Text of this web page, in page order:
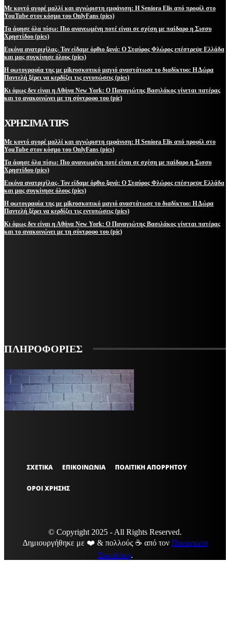
Με κοντό αγορέ μαλλί και αγνώριστη εμφάνιση: Η Seniora Elis από προφίλ στο
YouTube στον κόσμο του OnlyFans (pics)
Τα άφησε όλα πίσω: Πιο ανανεωμένη ποτέ είναι σε σχέση με παίδαρο η Σισσυ
Χρηστίδου (pics)
Εικόνα ανατριχίλας- Τον είδαμε όρθιο ξανά: Ο Σταύρος Φλώρος επέστρεψε Ελλάδα
και μας συγκίνησε όλους (pics)
Η φωτογραφία της με μikroσκοπικό μαγιό αναστάτωσε το διαδίκτυο: Η Δώρα
Παντελή ξέρει να κερδίζει τις εντυπώσεις (pics)
Κι όμως δεν είναι η Αθήνα New York: Ο Παναγιώτης Βασιλάκος γίνεται πατέρας
και το ανακοινώνει με τη σύντροφο του (pic)
ΧΡΗΣΙΜΑ TIPS
Με κοντό αγορέ μαλλί και αγνώριστη εμφάνιση: Η Seniora Elis από προφίλ στο
YouTube στον κόσμο του OnlyFans (pics)
Τα άφησε όλα πίσω: Πιο ανανεωμένη ποτέ είναι σε σχέση με παίδαρο η Σισσυ
Χρηστίδου (pics)
Εικόνα ανατριχίλας- Τον είδαμε όρθιο ξανά: Ο Σταύρος Φλώρος επέστρεψε Ελλάδα
και μας συγκίνησε όλους (pics)
Η φωτογραφία της με μikroσκοπικό μαγιό αναστάτωσε το διαδίκτυο: Η Δώρα
Παντελή ξέρει να κερδίζει τις εντυπώσεις (pics)
Κι όμως δεν είναι η Αθήνα New York: Ο Παναγιώτης Βασιλάκος γίνεται πατέρας
και το ανακοινώνει με τη σύντροφο του (pic)
ΠΛΗΡΟΦΟΡΙΕΣ
VARiEMAi
OFFICIAL
ΣΧΕΤΙΚΑ ΕΠΙΚΟΙΝΩΝΙΑ ΠΟΛΙΤΙΚΗ ΑΠΟΡΡΗΤΟΥ
ΟΡΟΙ ΧΡΗΣΗΣ
© Copyright 2025 - All Rights Reserved.
Δημιουργήθηκε με ❤️ & πολλούς ☕ από τον Παναγιώτη
Σακαλάκη.